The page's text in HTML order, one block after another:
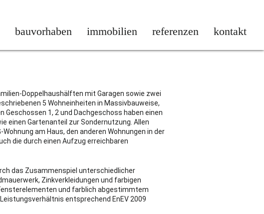
bauvorhaben immobilien referenzen kontakt
REFERENZ 2013
Doppelhaushälften mit Garagen sowie zwei
5 Wohneinheiten in Massivbauweise,
Geschossen 1, 2 und Dachgeschoss haben einen
einen Gartenanteil zur Sondernutzung. Allen
am Haus, den anderen Wohnungen in der
die durch einen Aufzug erreichbaren
das Zusammenspiel unterschiedlicher
Zinkverkleidungen und farbigen
und farblich abgestimmtem
entsprechend EnEV 2009